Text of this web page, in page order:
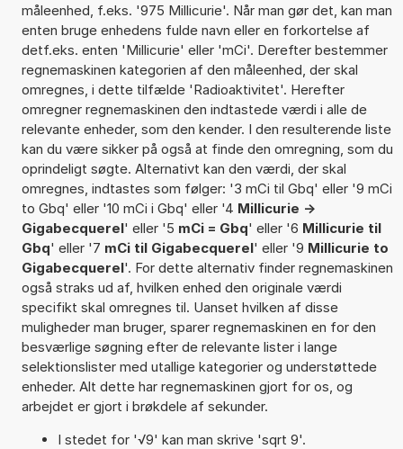
måleenhed, f.eks. '975 Millicurie'. Når man gør det, kan man
enten bruge enhedens fulde navn eller en forkortelse af
detf.eks. enten 'Millicurie' eller 'mCi'. Derefter bestemmer
regnemaskinen kategorien af den måleenhed, der skal
omregnes, i dette tilfælde 'Radioaktivitet'. Herefter
omregner regnemaskinen den indtastede værdi i alle de
relevante enheder, som den kender. I den resulterende liste
kan du være sikker på også at finde den omregning, som du
oprindeligt søgte. Alternativt kan den værdi, der skal
omregnes, indtastes som følger: '3 mCi til Gbq' eller '9 mCi
to Gbq' eller '10 mCi i Gbq' eller '4 Millicurie ->
Gigabecquerel' eller '5 mCi = Gbq' eller '6 Millicurie til
Gbq' eller '7 mCi til Gigabecquerel' eller '9 Millicurie to
Gigabecquerel'. For dette alternativ finder regnemaskinen
også straks ud af, hvilken enhed den originale værdi
specifikt skal omregnes til. Uanset hvilken af disse
muligheder man bruger, sparer regnemaskinen en for den
besværlige søgning efter de relevante lister i lange
selektionslister med utallige kategorier og understøttede
enheder. Alt dette har regnemaskinen gjort for os, og
arbejdet er gjort i brøkdele af sekunder.
I stedet for '√9' kan man skrive 'sqrt 9'.